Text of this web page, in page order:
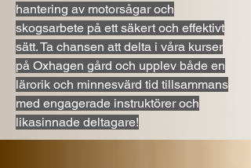
hantering av motorsågar och
skogsarbete på ett säkert och effektivt
sätt. Ta chansen att delta i våra kurser
på Oxhagen gård och upplev både en
lärorik och minnesvärd tid tillsammans
med engagerade instruktörer och
likasinnade deltagare!